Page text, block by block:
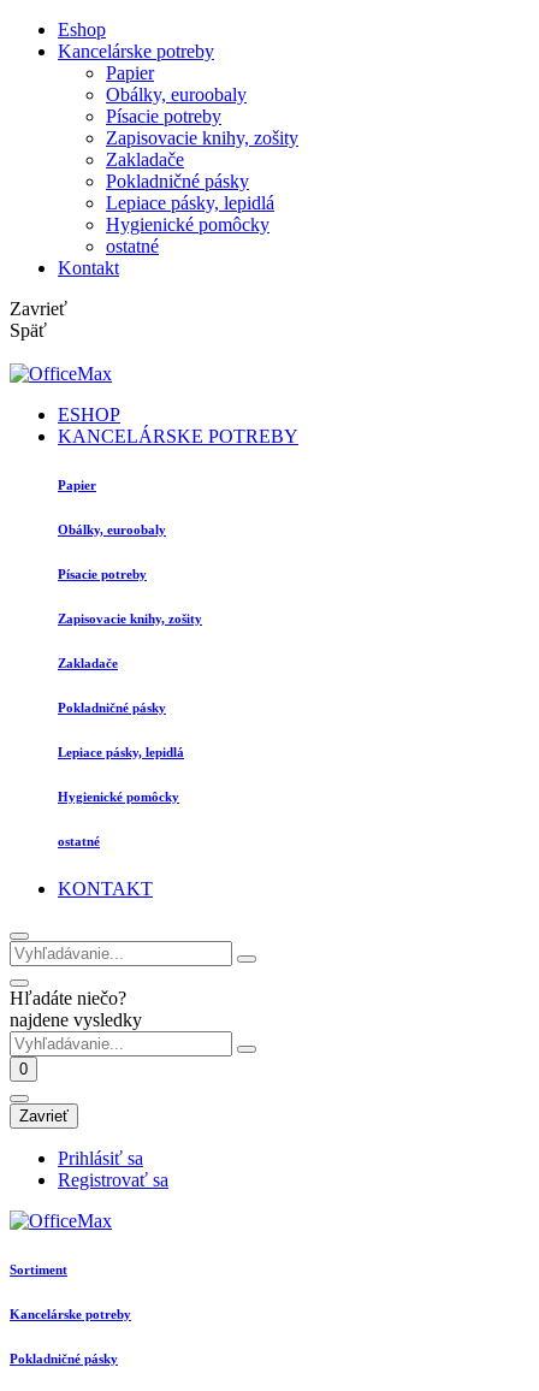
Eshop
Kancelárske potreby
Papier
Obálky, euroobaly
Písacie potreby
Zapisovacie knihy, zošity
Zakladače
Pokladničné pásky
Lepiace pásky, lepidlá
Hygienické pomôcky
ostatné
Kontakt
Zavrieť
Späť
ESHOP
KANCELÁRSKE POTREBY
Papier
Obálky, euroobaly
Písacie potreby
Zapisovacie knihy, zošity
Zakladače
Pokladničné pásky
Lepiace pásky, lepidlá
Hygienické pomôcky
ostatné
KONTAKT
Hľadáte niečo?
najdene vysledky
0
Zavrieť
Prihlásiť sa
Registrovať sa
Sortiment
Kancelárske potreby
Pokladničné pásky